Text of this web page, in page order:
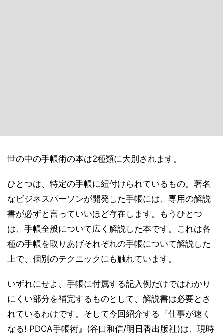
世の中の手帳術の本は2種類に大別されます。
ひとつは、特定の手帳に紐付けられているもの。著名
なビジネスパーソンが開発した手帳には、専用の解説
書が必ずと言っていいほど存在します。もうひとつ
は、手帳全般について広く解説した本です。これは各
種の手帳を取りあげそれぞれの手帳について解説した
上で、個別のテクニックにも触れています。
いずれにせよ、手帳に付属する記入例だけではわかり
にくい部分を補完するものとして、解説書は必要とさ
れているわけです。そして今回紹介する『仕事が速く
なる! PDCA手帳術』(谷口和信/明日香出版社)は、現時